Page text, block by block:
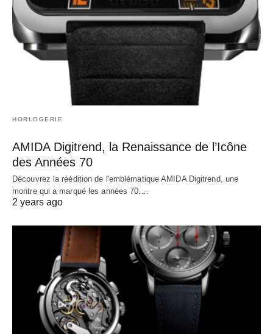
HORLOGERIE
AMIDA Digitrend, la Renaissance de l’Icône
des Années 70
Découvrez la réédition de l'emblématique AMIDA Digitrend, une
montre qui a marqué les années 70.…
2 years ago